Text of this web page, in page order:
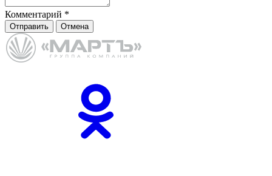
Комментарий *
Отправить Отмена